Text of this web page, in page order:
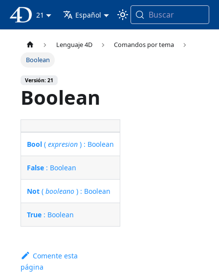
Documentación 4D
21 Español Buscar
Lenguaje 4D
Comandos por tema
Boolean
Versión: 21
Boolean
Bool (expresion ) : Boolean
False : Boolean
Not (booleano ) : Boolean
True : Boolean
Comente esta
página